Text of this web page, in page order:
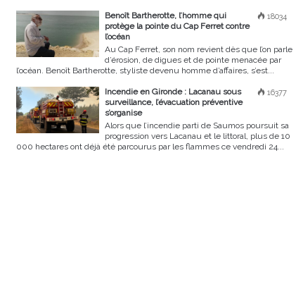
18034
Benoît Bartherotte, l’homme qui
protège la pointe du Cap Ferret contre
l’océan
Au Cap Ferret, son nom revient dès que l’on parle
d’érosion, de digues et de pointe menacée par
l’océan. Benoît Bartherotte, styliste devenu homme d’affaires, s’est...
16377
Incendie en Gironde : Lacanau sous
surveillance, l’évacuation préventive
s’organise
Alors que l’incendie parti de Saumos poursuit sa
progression vers Lacanau et le littoral, plus de 10
000 hectares ont déjà été parcourus par les flammes ce vendredi 24...